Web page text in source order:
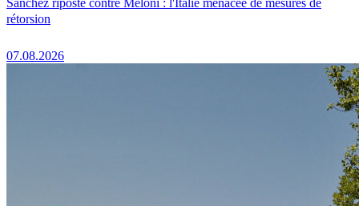
Sánchez riposte contre Meloni : l'Italie menacée de mesures de
rétorsion
07.08.2026